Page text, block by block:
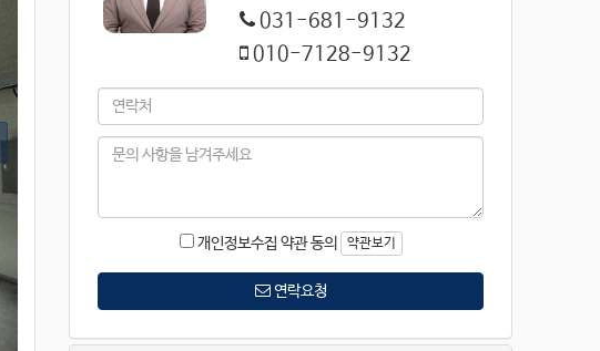
031-681-9132
010-7128-9132
개인정보수집 약관 동의 약관보기
연락요청